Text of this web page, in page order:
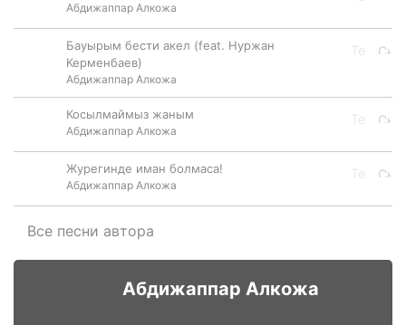
Абдижаппар Алкожа
Бауырым бести акел (feat. Нуржан
Керменбаев)
Абдижаппар Алкожа
Косылмаймыз жаным
Абдижаппар Алкожа
Журегинде иман болмаса!
Абдижаппар Алкожа
Все песни автора
Абдижаппар Алкожа